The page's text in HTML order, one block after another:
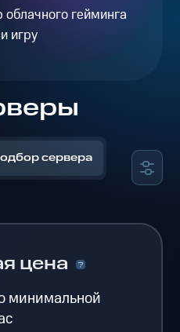
гейминга
игру
сервера
цена
минимальной